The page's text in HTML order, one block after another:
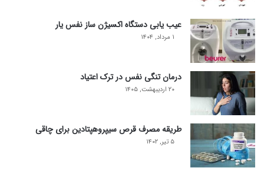
عیب یابی دستگاه اکسیژن ساز نفس یار
۱ مرداد, ۱۴۰۴
درمان تنگی نفس در ترک اعتیاد
۲۰ اردیبهشت, ۱۴۰۵
طریقه مصرف قرص سیپروهپتادین برای چاقی
۵ تیر, ۱۴۰۲